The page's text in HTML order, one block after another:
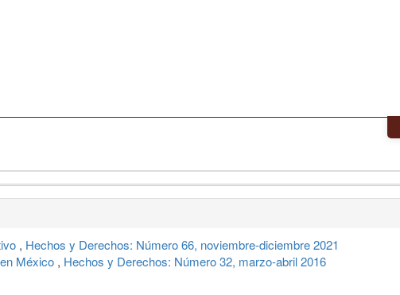
, Hechos y Derechos: Número 66, noviembre-diciembre 2021
México , Hechos y Derechos: Número 32, marzo-abril 2016